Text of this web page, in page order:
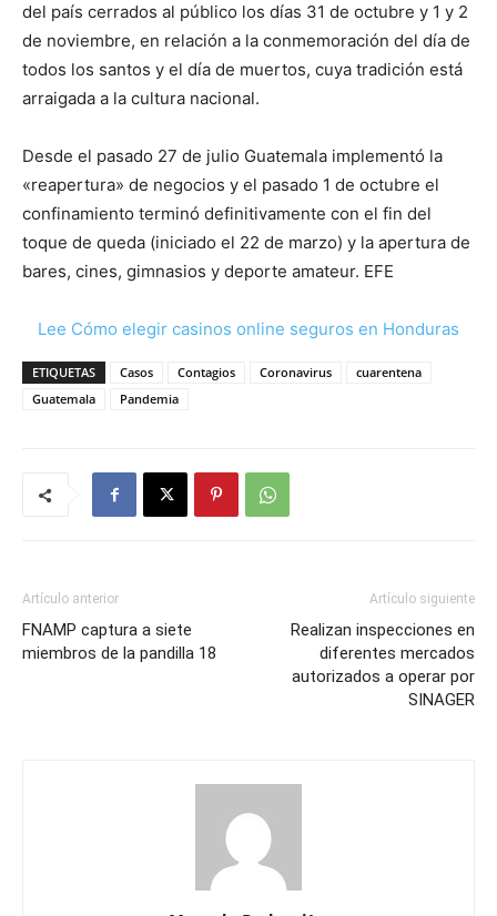
del país cerrados al público los días 31 de octubre y 1 y 2
de noviembre, en relación a la conmemoración del día de
todos los santos y el día de muertos, cuya tradición está
arraigada a la cultura nacional.
Desde el pasado 27 de julio Guatemala implementó la
«reapertura» de negocios y el pasado 1 de octubre el
confinamiento terminó definitivamente con el fin del
toque de queda (iniciado el 22 de marzo) y la apertura de
bares, cines, gimnasios y deporte amateur. EFE
Lee Cómo elegir casinos online seguros en Honduras
ETIQUETAS Casos Contagios Coronavirus
cuarentena
Guatemala
Pandemia
Artículo anterior
FNAMP captura a siete
miembros de la pandilla 18
Artículo siguiente
Realizan inspecciones en
diferentes mercados
autorizados a operar por
SINAGER